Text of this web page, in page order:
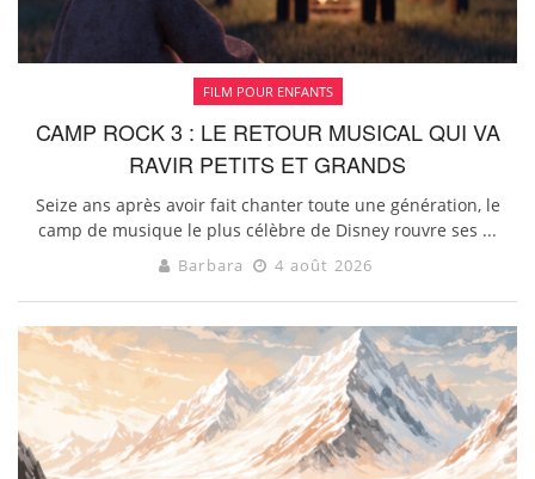
FILM POUR ENFANTS
CAMP ROCK 3 : LE RETOUR MUSICAL QUI VA
RAVIR PETITS ET GRANDS
Seize ans après avoir fait chanter toute une génération, le
camp de musique le plus célèbre de Disney rouvre ses ...
Barbara 4 août 2026